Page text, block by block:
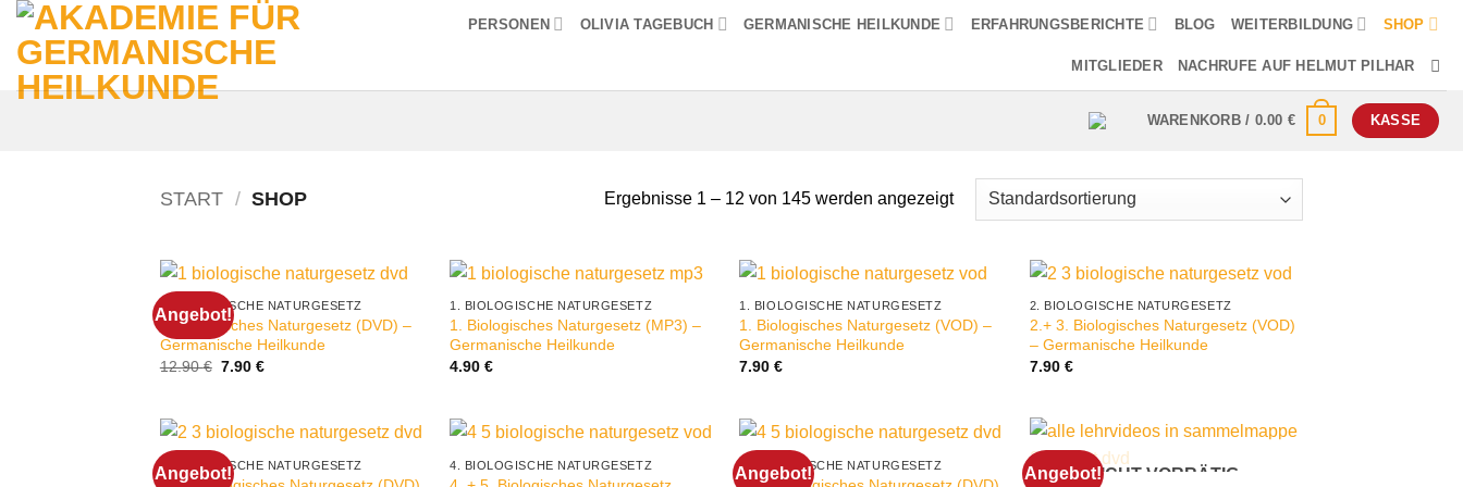
Zum
Inhalt
springen
PERSONEN OLIVIA TAGEBUCH GERMANISCHE HEILKUNDE ERFAHRUNGSBERICHTE BLOG WEITERBILDUNG SHOP
MITGLIEDER NACHRUFE AUF HELMUT PILHAR
WARENKORB / 0.00 € 0 KASSE
START / SHOP Ergebnisse 1 – 12 von 145 werden angezeigt
Angebot!
1. BIOLOGISCHE NATURGESETZ
1. Biologisches Naturgesetz (DVD) –
Germanische Heilkunde
12.90€ Ursprünglicher
7.90€Aktueller
1. BIOLOGISCHE NATURGESETZ
1. Biologisches Naturgesetz (MP3) –
Germanische Heilkunde
4.90€
1. BIOLOGISCHE NATURGESETZ
1. Biologisches Naturgesetz (VOD) –
Germanische Heilkunde
7.90€
2. BIOLOGISCHE NATURGESETZ
2.+ 3. Biologisches Naturgesetz (VOD)
– Germanische Heilkunde
7.90 €
Angebot!
2. BIOLOGISCHE NATURGESETZ 4. BIOLOGISCHE NATURGESETZ Angebot!
4. BIOLOGISCHE NATURGESETZ Angebot!NICHT VORRÄTIG